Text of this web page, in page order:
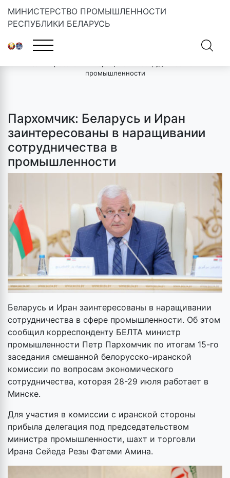
МИНИСТЕРСТВО ПРОМЫШЛЕННОСТИ
РЕСПУБЛИКИ БЕЛАРУСЬ
Главная
промышленности
Пархомчик: Беларусь и Иран
заинтересованы в наращивании
сотрудничества в
промышленности
Беларусь и Иран заинтересованы в наращивании
сотрудничества в сфере промышленности. Об этом
сообщил корреспонденту БЕЛТА министр
промышленности Петр Пархомчик по итогам 15-го
заседания смешанной белорусско-иранской
комиссии по вопросам экономического
сотрудничества, которая 28-29 июля работает в
Минске.
Для участия в комиссии с иранской стороны
прибыла делегация под председательством
министра промышленности, шахт и торговли
Ирана Сейеда Резы Фатеми Амина.